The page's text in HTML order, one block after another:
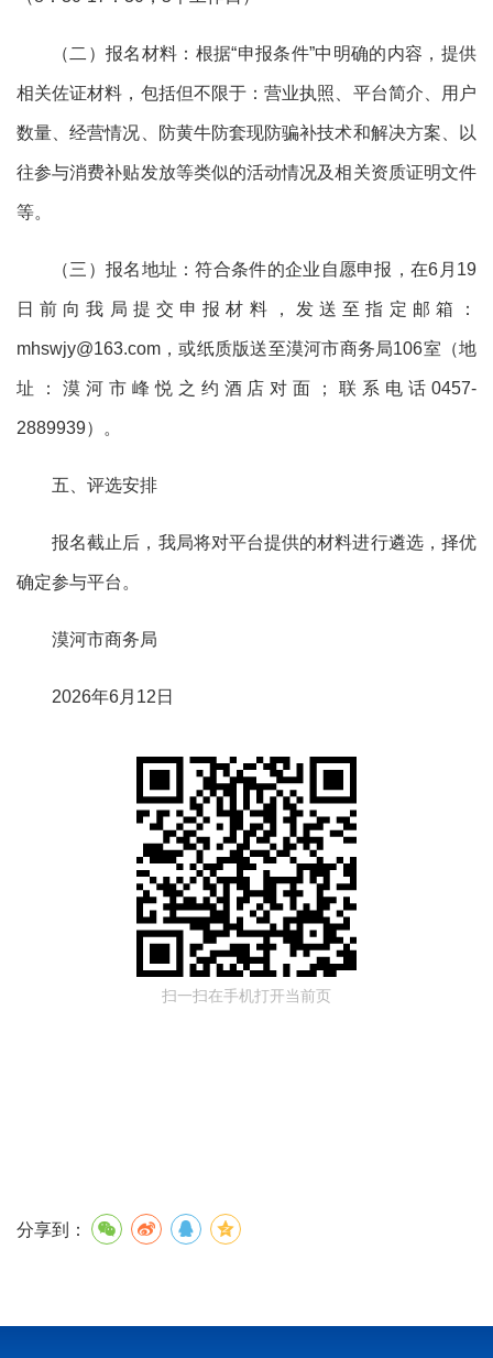
（二）报名材料：根据“申报条件”中明确的内容，提供
相关佐证材料，包括但不限于：营业执照、平台简介、用户
数量、经营情况、防黄牛防套现防骗补技术和解决方案、以
往参与消费补贴发放等类似的活动情况及相关资质证明文件
等。
（三）报名地址：符合条件的企业自愿申报，在6 月 19
日前向我局提交申报材料， 发送至指定邮箱：
mhswjy@163.com ，或纸质版送至漠河市商务局106室 （地
址： 漠河市峰悦之约酒店对面 ； 联系电话0457-
2889939） 。
五、评选安排
报名截止后，我局将对平台提供的材料进行遴选，择优
确定参与平台。
漠河市商务局
2026年6月12日
扫一扫在手机打开当前页
分享到：